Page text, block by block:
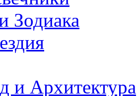
Зодиака
и Архитектура